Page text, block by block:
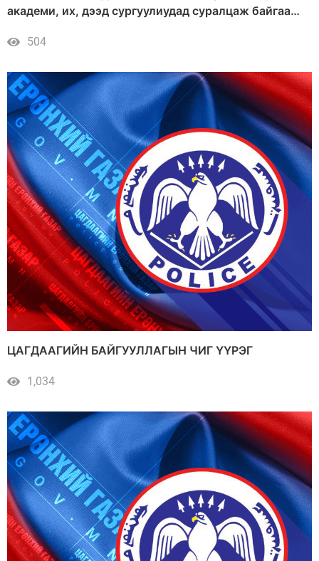
академи, их, дээд сургуулиудад суралцаж байгаа
504
ЦАГДААГИЙН БАЙГУУЛЛАГЫН ЧИГ ҮҮРЭГ
1,034